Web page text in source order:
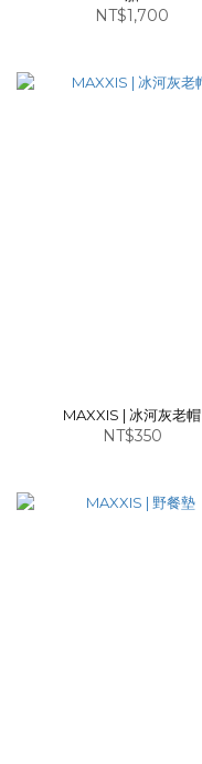
NT$1,700
MAXXIS | 冰河灰老帽
NT$350